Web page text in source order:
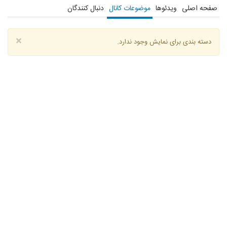
صفحه اصلی ویدئوها موضوعات کانال دنبال کنندگان
× دسته بندی برای نمایش وجود ندارد.